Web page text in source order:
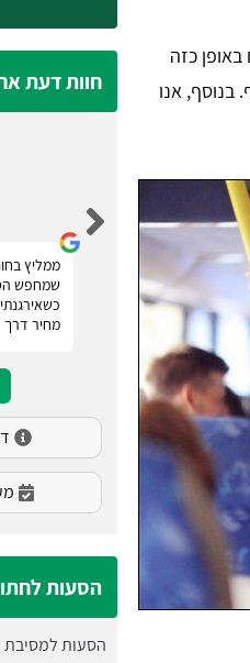
כזה
אנו
חוות דעת
ממליץ
שמחפש
מחיר
לנו שירות
הסעות
מספר הצעות
מעולה.
הסעות
הסעות למסיבת